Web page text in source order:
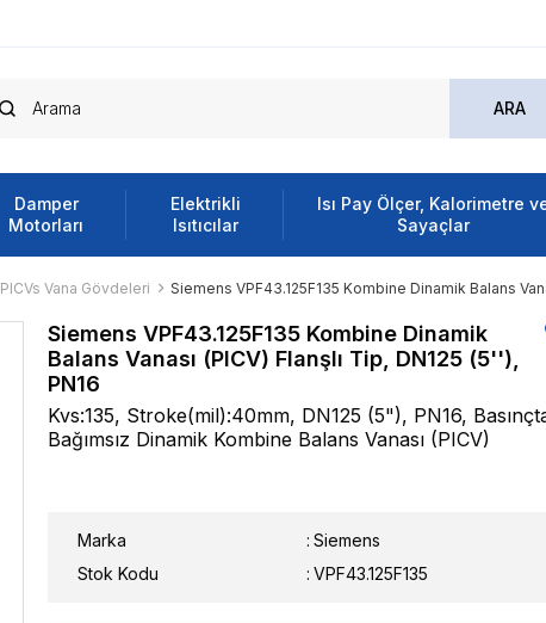
Damper
Motorları
Elektrikli
Isıtıcılar
Isı Pay Ölçer, Kalorimetre
Sayaçlar
PICVs Vana Gövdeleri Siemens VPF43.125F135 Kombine Dinamik Balans
Siemens VPF43.125F135 Kombine Dinamik
Balans Vanası (PICV) Flanşlı Tip, DN125 (5''),
PN16
Kvs:135, Stroke(mil):40mm, DN125 (5"), PN16,
Bağımsız Dinamik Kombine Balans Vanası (PICV)
Marka : Siemens
Stok Kodu
VPF43.125F135